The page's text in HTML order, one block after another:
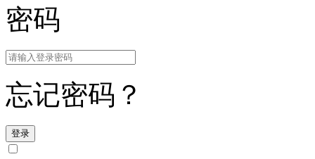
密码
忘记密码？
登录